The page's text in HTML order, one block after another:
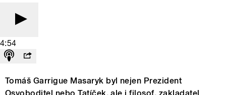
4:54
Tomáš Garrigue Masaryk byl nejen Prezident